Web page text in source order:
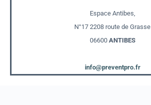
Espace Antibes,
N°17 2208 route de Grasse
06600 ANTIBES
info@preventpro.fr